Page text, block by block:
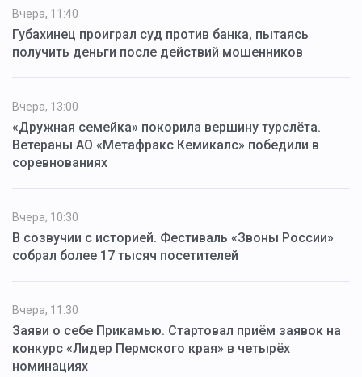
Вчера, 11:40
Губахинец проиграл суд против банка, пытаясь
получить деньги после действий мошенников
Вчера, 13:00
«Дружная семейка» покорила вершину турслёта.
Ветераны АО «Метафракс Кемикалс» победили в
соревнованиях
Вчера, 10:30
В созвучии с историей. Фестиваль «Звоны России»
собрал более 17 тысяч посетителей
Вчера, 11:30
Заяви о себе Прикамью. Стартовал приём заявок на
конкурс «Лидер Пермского края» в четырёх
номинациях